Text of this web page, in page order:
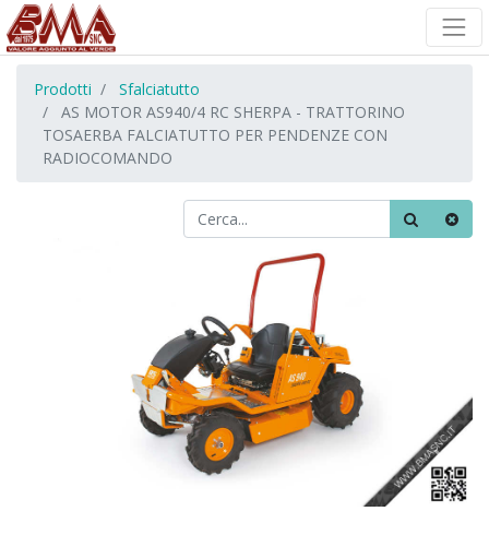
Prodotti
Sfalciatutto
AS MOTOR AS940/4 RC SHERPA - TRATTORINO
TOSAERBA FALCIATUTTO PER PENDENZE CON
RADIOCOMANDO